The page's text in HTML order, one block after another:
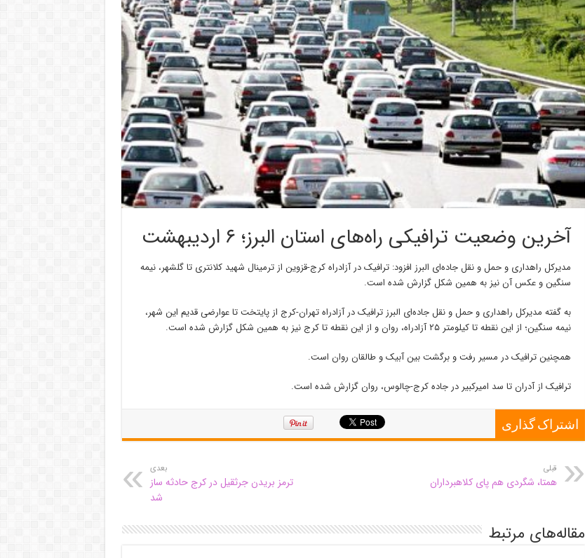
آخرین وضعیت ترافیکی راه‌های استان البرز؛ ۶ اردیبهشت
مدیرکل راهداری و حمل و نقل جاده‌ای البرز افزود: ترافیک در آزادراه کرج-قزوین از ترمینال شهید کلانتری تا گلشهر، نیمه
سنگین و عکس آن نیز به همین شکل گزارش شده است.
به گفته مدیرکل راهداری و حمل و نقل جاده‌ای البرز ترافیک در آزادراه تهران-کرج از پایتخت تا عوارضی قدیم این شهر،
نیمه سنگین؛ از این نقطه تا کیلومتر ۲۵ آزادراه، روان و از این نقطه تا کرج نیز به همین شکل گزارش شده است.
همچنین ترافیک در مسیر رفت و برگشت بین آبیک و طالقان روان است.
ترافیک از آدران تا سد امیرکبیر در جاده کرج-چالوس، روان گزارش شده است.
اشتراک گذاری
قبلی
همتا، شگردی هم پای کلاهبرداران
بعدی
ترمز بریدن جرثقیل در کرج حادثه ساز
شد
مقاله‌های مرتبط